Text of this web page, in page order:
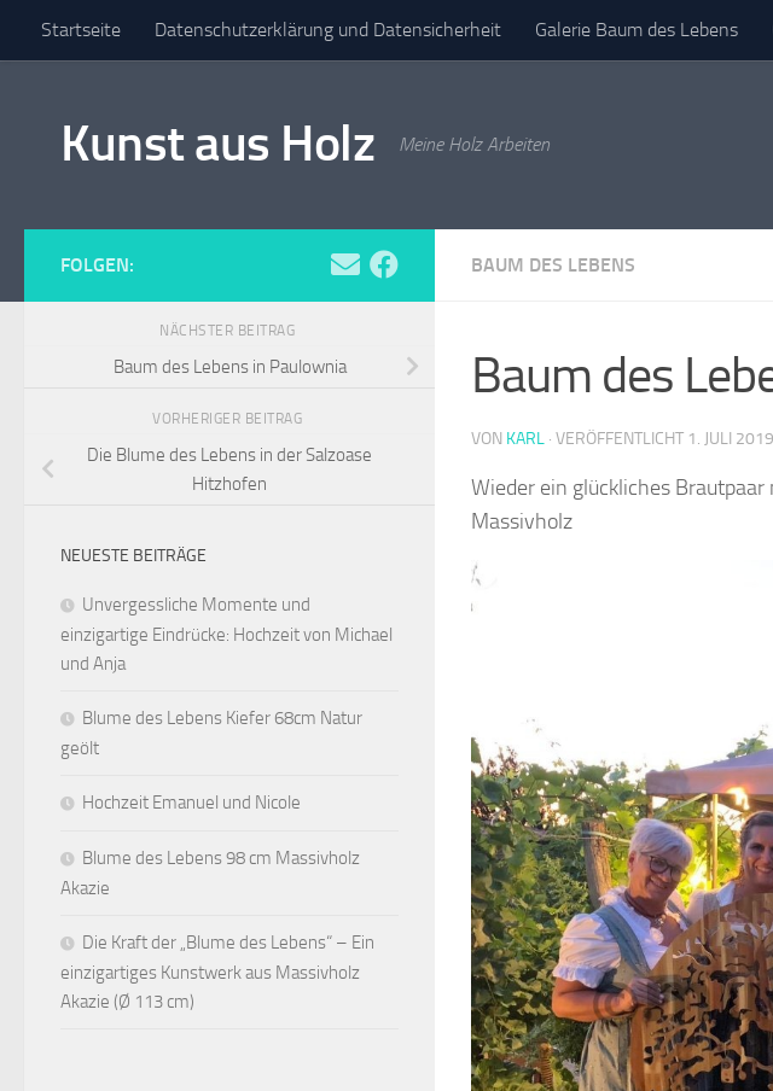
Zum Inhalt springen
Startseite Datenschutzerklärung und Datensicherheit Galerie Baum des Lebens
Kunst aus Holz Meine Holz Arbeiten
BAUM DES LEBENS
Baum des
VON KARL · VERÖFFENTLICHT 1. JULI 2019
Wieder ein glückliches
Massivholz
FOLGEN:
NÄCHSTER BEITRAG
Baum des Lebens in Paulownia
VORHERIGER BEITRAG
Die Blume des Lebens in der Salzoase
Hitzhofen
NEUESTE BEITRÄGE
Unvergessliche Momente und
einzigartige Eindrücke: Hochzeit von Michael
und Anja
Blume des Lebens Kiefer 68cm Natur
geölt
Hochzeit Emanuel und Nicole
Blume des Lebens 98 cm Massivholz
Akazie
Die Kraft der „Blume des Lebens“ – Ein
einzigartiges Kunstwerk aus Massivholz
Akazie (Ø 113 cm)